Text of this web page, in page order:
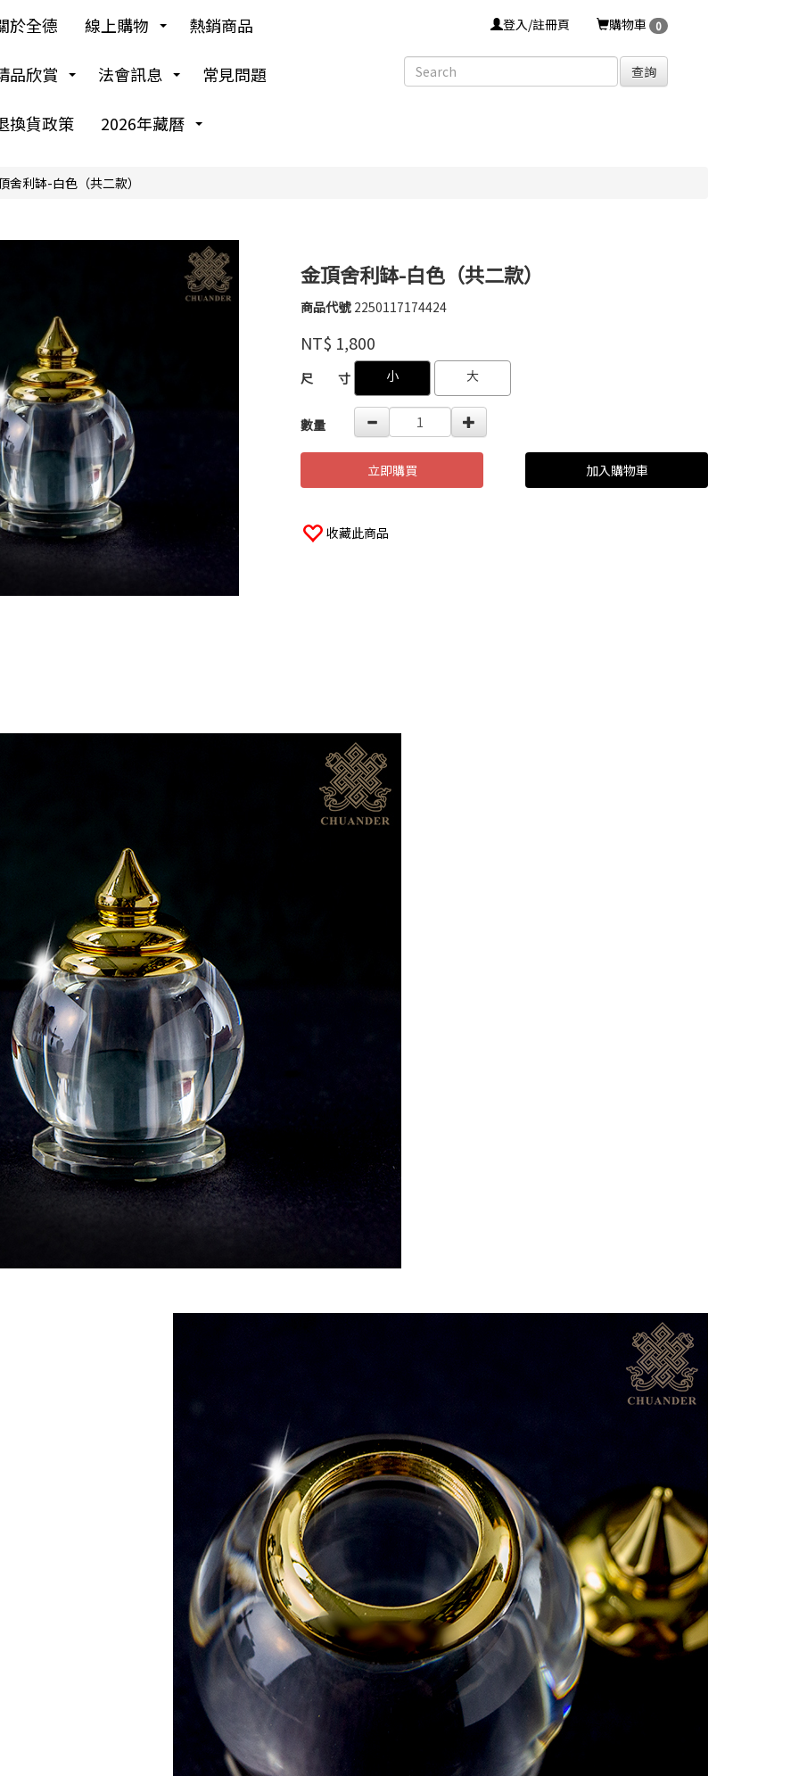
於全德 線上購物 熱銷商品
品欣賞 法會訊息 常見問題
換貨政策 2026年藏曆
登入/註冊頁 購物車 0
查詢
舍利缽-白色（共二款）
金頂舍利缽-白色（共二款）
商品代號 2250117174424
2250117174424
品牌
鑫
NT$ 1,800
GOODS000000000000000020137 GOODS000000000000000017850
尺 寸 小 大
數量
立即購買 加入購物車
收藏此商品